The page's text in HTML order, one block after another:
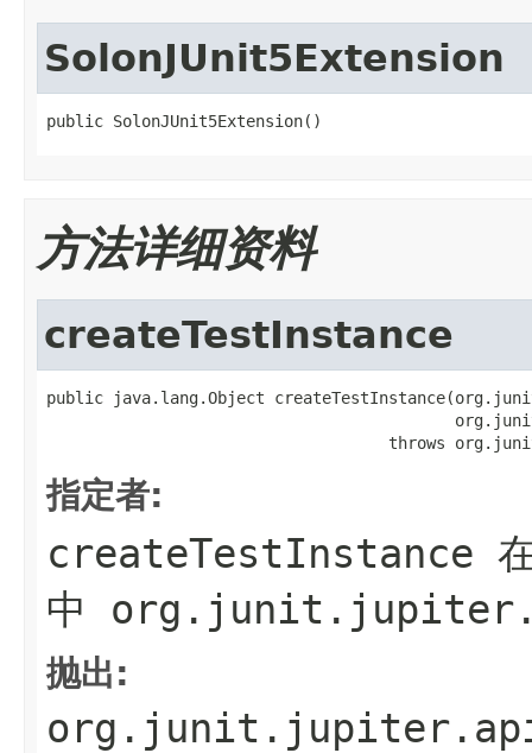
SolonJUnit5Extension
public SolonJUnit5Extension()
方法详细资料
createTestInstance
public java.lang.Object
throws
指定者:
createTestInstance
中
抛出: